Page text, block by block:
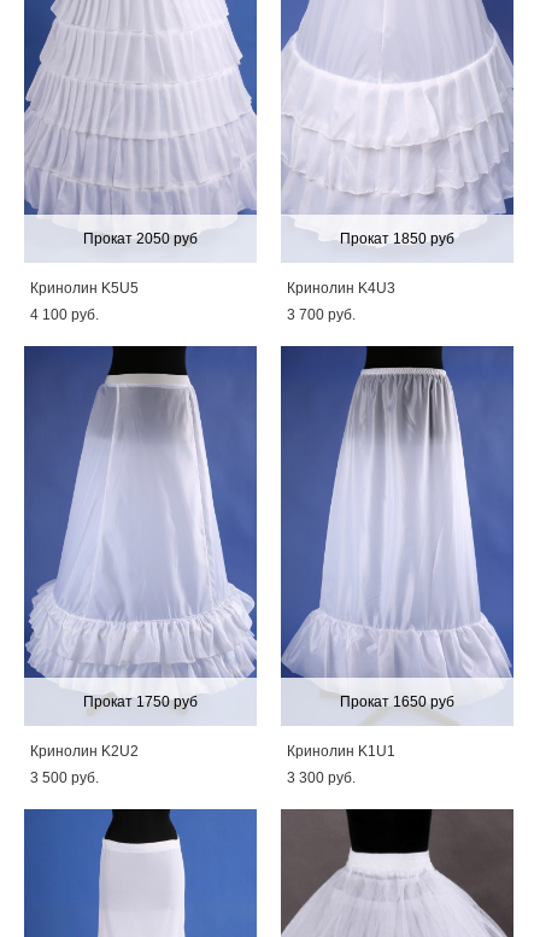
Прокат 2050 руб
Кринолин K5U5
4 100 pуб.
Прокат 1850 руб
Кринолин K4U3
3 700 pуб.
Прокат 1750 руб
Кринолин K2U2
3 500 pуб.
Прокат 1650 руб
Кринолин K1U1
3 300 pуб.